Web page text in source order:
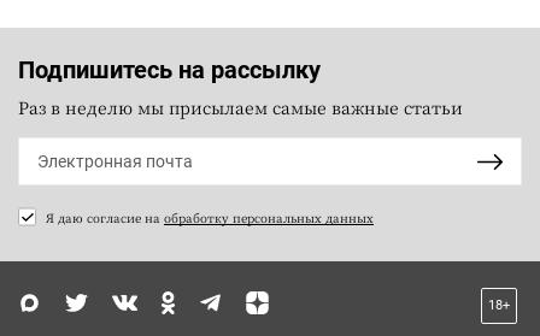
Подпишитесь на рассылку
Раз в неделю мы присылаем самые важные статьи
Я даю согласие на обработку персональных данных
18+